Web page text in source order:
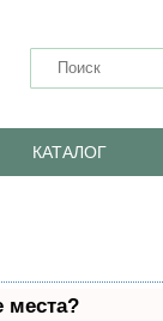
КАТАЛОГ
места?